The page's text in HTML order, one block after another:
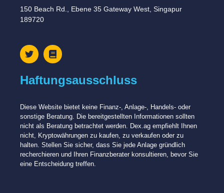
150 Beach Rd., Ebene 35 Gateway West, Singapur
189720
Haftungsausschluss
Diese Website bietet keine Finanz-, Anlage-, Handels- oder
sonstige Beratung. Die bereitgestellten Informationen sollten
nicht als Beratung betrachtet werden. Dex.ag empfiehlt Ihnen
nicht, Kryptowährungen zu kaufen, zu verkaufen oder zu
halten. Stellen Sie sicher, dass Sie jede Anlage gründlich
recherchieren und Ihren Finanzberater konsultieren, bevor Sie
eine Entscheidung treffen.